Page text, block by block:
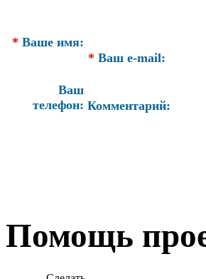
* Ваше имя:
* Ваш e-mail:
Ваш
телефон: Комментарий:
Помощь